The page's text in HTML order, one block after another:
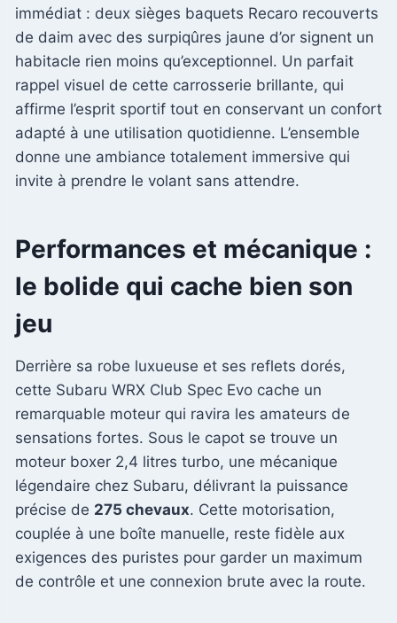
immédiat : deux sièges baquets Recaro recouverts
de daim avec des surpiqûres jaune d’or signent un
habitacle rien moins qu’exceptionnel. Un parfait
rappel visuel de cette carrosserie brillante, qui
affirme l’esprit sportif tout en conservant un confort
adapté à une utilisation quotidienne. L’ensemble
donne une ambiance totalement immersive qui
invite à prendre le volant sans attendre.
Performances et mécanique :
le bolide qui cache bien son
jeu
Derrière sa robe luxueuse et ses reflets dorés,
cette Subaru WRX Club Spec Evo cache un
remarquable moteur qui ravira les amateurs de
sensations fortes. Sous le capot se trouve un
moteur boxer 2,4 litres turbo, une mécanique
légendaire chez Subaru, délivrant la puissance
précise de 275 chevaux. Cette motorisation,
couplée à une boîte manuelle, reste fidèle aux
exigences des puristes pour garder un maximum
de contrôle et une connexion brute avec la route.